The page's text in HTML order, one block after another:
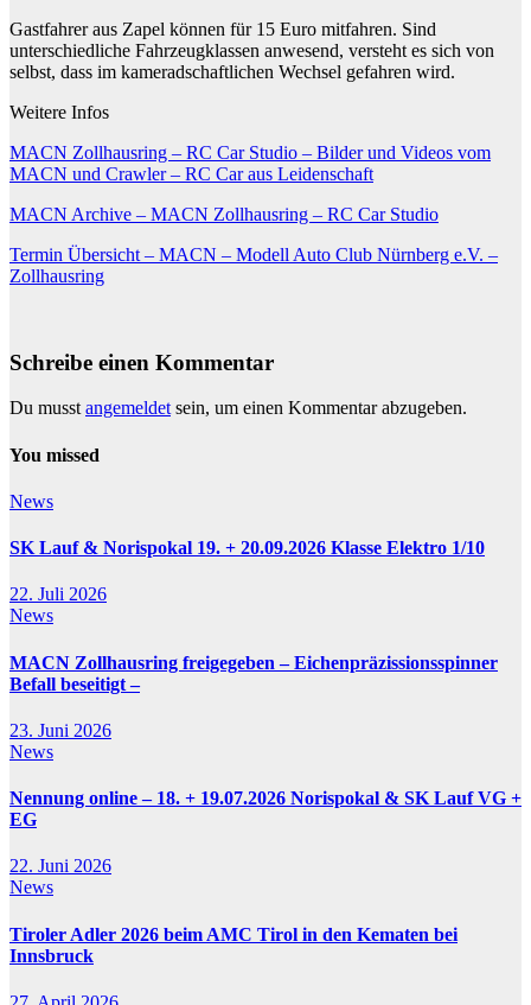
Gastfahrer aus Zapel können für 15 Euro mitfahren. Sind
unterschiedliche Fahrzeugklassen anwesend, versteht es sich von
selbst, dass im kameradschaftlichen Wechsel gefahren wird.
Weitere Infos
MACN Zollhausring – RC Car Studio – Bilder und Videos vom
MACN und Crawler – RC Car aus Leidenschaft
MACN Archive – MACN Zollhausring – RC Car Studio
Termin Übersicht – MACN – Modell Auto Club Nürnberg e.V. –
Zollhausring
Schreibe einen Kommentar
Du musst angemeldet sein, um einen Kommentar abzugeben.
You missed
News
SK Lauf & Norispokal 19. + 20.09.2026 Klasse Elektro 1/10
22. Juli 2026
News
MACN Zollhausring freigegeben – Eichenpräzissionsspinner
Befall beseitigt –
23. Juni 2026
News
Nennung online – 18. + 19.07.2026 Norispokal & SK Lauf VG +
EG
22. Juni 2026
News
Tiroler Adler 2026 beim AMC Tirol in den Kematen bei
Innsbruck